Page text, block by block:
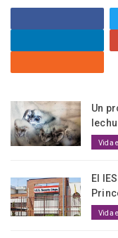
Un
Vida
El
Vida